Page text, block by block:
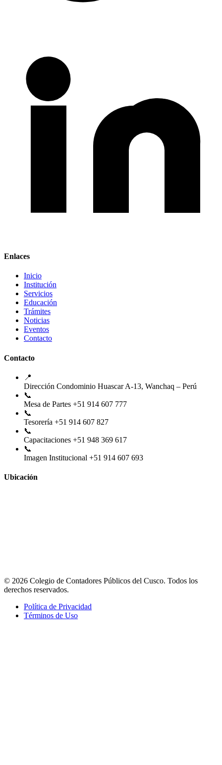
Enlaces
Inicio
Institución
Servicios
Educación
Trámites
Noticias
Eventos
Contacto
Contacto
📍
Dirección Condominio Huascar A-13, Wanchaq – Perú
📞
Mesa de Partes +51 914 607 777
📞
Tesorería +51 914 607 827
📞
Capacitaciones +51 948 369 617
📞
Imagen Institucional +51 914 607 693
Ubicación
© 2026 Colegio de Contadores Públicos del Cusco. Todos los
derechos reservados.
Política de Privacidad
Términos de Uso